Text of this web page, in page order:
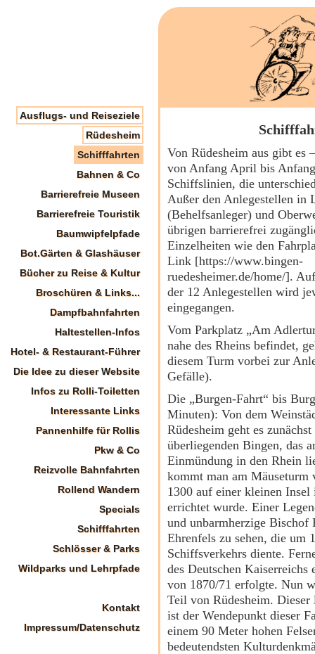
Ausflugs- und Reiseziele
Rüdesheim
Schifffahrten
Bahnen & Co
Barrierefreie Museen
Barrierefreie Touristik
Baumwipfelpfade
Bot.Gärten & Glashäuser
Bücher zu Reise & Kultur
Broschüren & Links...
Dampfbahnfahrten
Haltestellen-Infos
Hotel- & Restaurant-Führer
Die Idee zu dieser Website
Infos zu Rolli-Toiletten
Interessante Links
Pannenhilfe für Rollis
Pkw & Co
Reizvolle Bahnfahrten
Rollend Wandern
Specials
Schifffahrten
Schlösser & Parks
Wildparks und Lehrpfade
Kontakt
Impressum/Datenschutz
Von Rüdesheim aus gibt es
von Anfang April bis
Schiffslinien, die
Außer den Anlegestellen in
(Behelfsanleger) und
übrigen barrierefrei
Einzelheiten wie den
Link [https://www.bingen-
ruedesheimer.de/home/].
der 12 Anlegestellen wird
eingegangen.
Vom Parkplatz „Am
nahe des Rheins befindet,
diesem Turm vorbei zur
Gefälle).
Die „Burgen-Fahrt“ bis
Minuten): Von dem
Rüdesheim geht es
überliegenden Bingen, das
Einmündung in den Rhein
kommt man am Mäuseturm
1300 auf einer kleinen Insel
errichtet wurde. Einer
und unbarmherzige Bischof
Ehrenfels zu sehen, die um
Schiffsverkehrs diente.
des Deutschen
von 1870/71 erfolgte. Nun
Teil von Rüdesheim.
ist der Wendepunkt dieser
einem 90 Meter hohen
bedeutendsten